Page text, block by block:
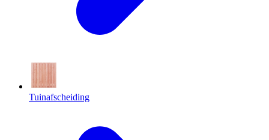
Tuinafscheiding